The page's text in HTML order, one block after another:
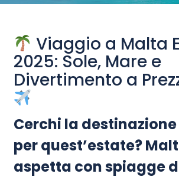
Viaggio a Malta
2025: Sole, Mare e
Divertimento a
Cerchi la
per quest’estate?
aspetta con spiagge